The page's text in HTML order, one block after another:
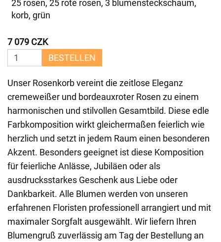
25 rosen, 25 rote rosen, 3 blumensteckschaum,
korb, grün
7 079 CZK
BESTELLEN
Unser Rosenkorb vereint die zeitlose Eleganz
cremeweißer und bordeauxroter Rosen zu einem
harmonischen und stilvollen Gesamtbild. Diese edle
Farbkomposition wirkt gleichermaßen feierlich wie
herzlich und setzt in jedem Raum einen besonderen
Akzent. Besonders geeignet ist diese Komposition
für feierliche Anlässe, Jubiläen oder als
ausdrucksstarkes Geschenk aus Liebe oder
Dankbarkeit. Alle Blumen werden von unseren
erfahrenen Floristen professionell arrangiert und mit
maximaler Sorgfalt ausgewählt. Wir liefern Ihren
Blumengruß zuverlässig am Tag der Bestellung an